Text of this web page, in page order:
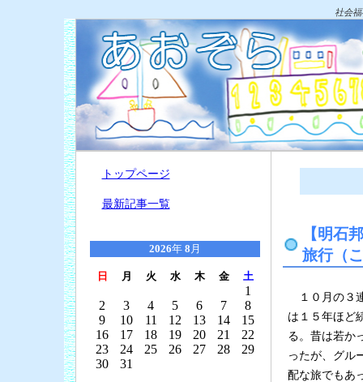
社会
トップページ
最新記事一覧
2026年 8 月
日 月 火 水 木 金 土
1
2
3 4 5 6 7
8
9
10 11 12 13 14
15
16
17 18 19 20 21
22
23
24 25 26 27 28
29
30
31
【明石
旅行（
１０月の３
は１５年ほど
る。昔は若か
ったが、グル
配な旅でもあ